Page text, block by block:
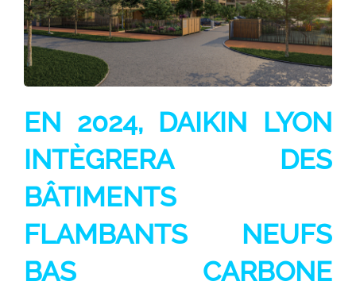
EN 2024, DAIKIN LYON
INTÈGRERA DES
BÂTIMENTS
FLAMBANTS NEUFS
BAS CARBONE